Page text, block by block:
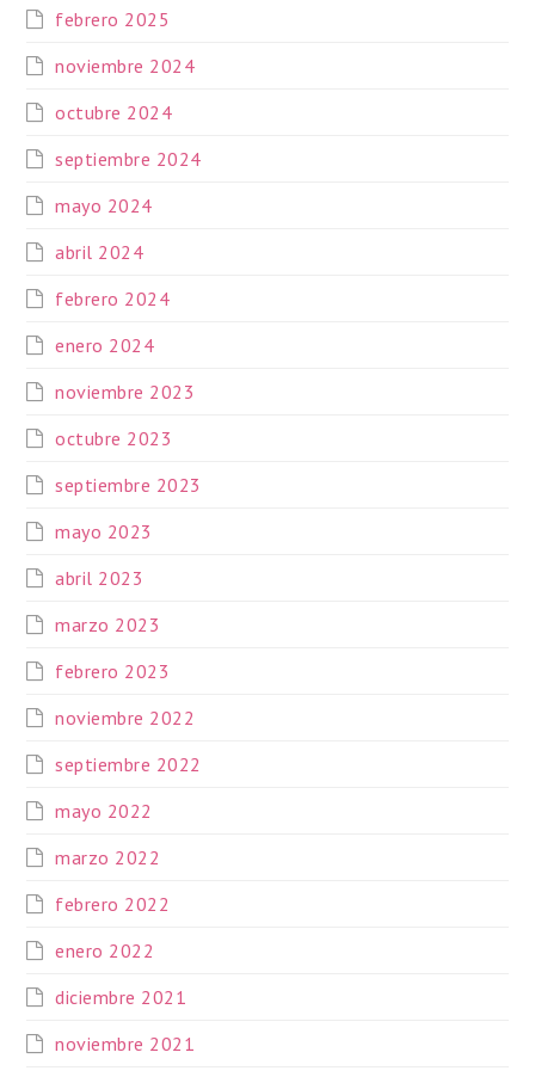
febrero 2025
noviembre 2024
octubre 2024
septiembre 2024
mayo 2024
abril 2024
febrero 2024
enero 2024
noviembre 2023
octubre 2023
septiembre 2023
mayo 2023
abril 2023
marzo 2023
febrero 2023
noviembre 2022
septiembre 2022
mayo 2022
marzo 2022
febrero 2022
enero 2022
diciembre 2021
noviembre 2021